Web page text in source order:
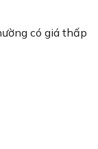
có giá thấp